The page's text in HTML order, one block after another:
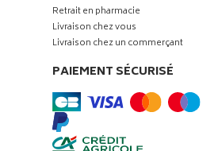
Retrait en pharmacie
Livraison chez vous
Livraison chez un commerçant
PAIEMENT SÉCURISÉ